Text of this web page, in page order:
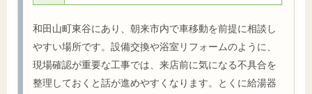
和田山町東谷にあり、朝来市内で車移動を前提に相談し
やすい場所です。設備交換や浴室リフォームのように、
現場確認が重要な工事では、来店前に気になる不具合を
整理しておくと話が進めやすくなります。とくに給湯器